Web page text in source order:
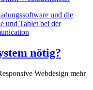
nötig?
Webdesign mehr